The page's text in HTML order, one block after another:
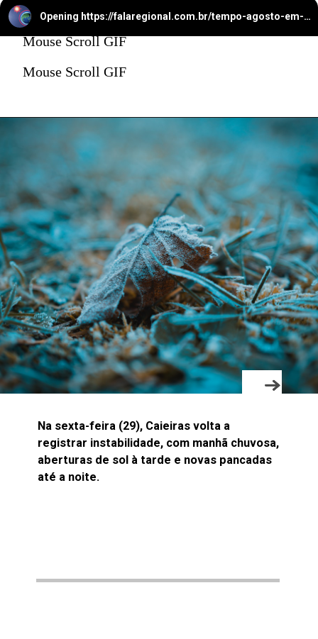
Opening https://falaregional.com.br/tempo-agosto-em-caieiras-registra-apenas-37-mm-de-chuva-clima-segue-seco-e-instavel.html
Mouse Scroll GIF
Mouse Scroll GIF
Na sexta-feira (29), Caieiras volta a
registrar instabilidade, com manhã chuvosa,
aberturas de sol à tarde e novas pancadas
até a noite.